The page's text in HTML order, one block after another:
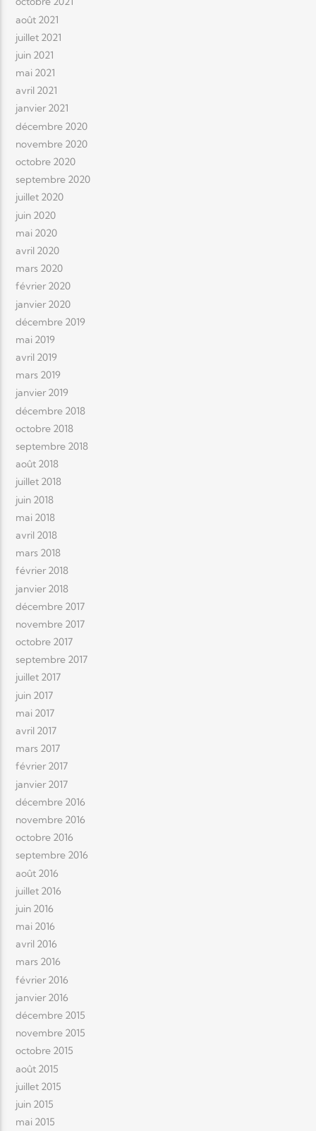
août 2021
juillet 2021
juin 2021
mai 2021
avril 2021
janvier 2021
décembre 2020
novembre 2020
octobre 2020
septembre 2020
juillet 2020
juin 2020
mai 2020
avril 2020
mars 2020
février 2020
janvier 2020
décembre 2019
mai 2019
avril 2019
mars 2019
janvier 2019
décembre 2018
octobre 2018
septembre 2018
août 2018
juillet 2018
juin 2018
mai 2018
avril 2018
mars 2018
février 2018
janvier 2018
décembre 2017
novembre 2017
octobre 2017
septembre 2017
juillet 2017
juin 2017
mai 2017
avril 2017
mars 2017
février 2017
janvier 2017
décembre 2016
novembre 2016
octobre 2016
septembre 2016
août 2016
juillet 2016
juin 2016
mai 2016
avril 2016
mars 2016
février 2016
janvier 2016
décembre 2015
novembre 2015
octobre 2015
août 2015
juillet 2015
juin 2015
mai 2015